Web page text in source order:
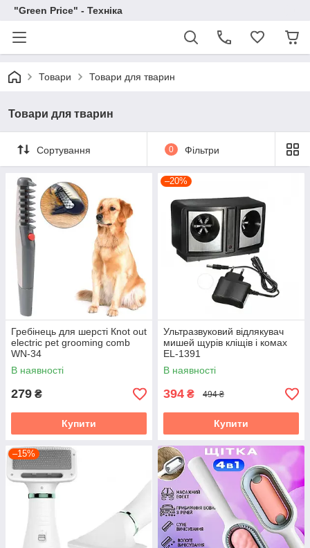
"Green Price" - Техніка
Товари Товари для тварин
Товари для тварин
Сортування 0 Фільтри
Гребінець для шерсті Кnot out
electric pet grooming comb
WN-34
В наявності
279 ₴
Купити
–20%
Ультразвуковий відлякувач
мишей щурів кліщів і комах
EL-1391
В наявності
394 ₴ 494 ₴
Купити
–15%